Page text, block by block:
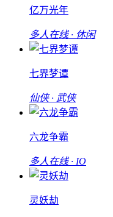
亿万光年
多人在线 · 休闲
七界梦谭
仙侠 · 武侠
六龙争霸
多人在线 · IO
灵妖劫